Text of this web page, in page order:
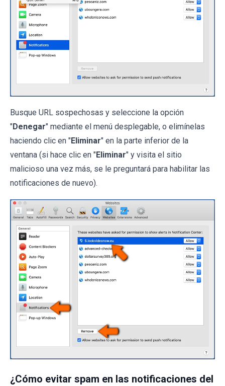
Busque URL sospechosas y seleccione la opción
"Denegar" mediante el menú desplegable, o elimínelas
haciendo clic en "Eliminar" en la parte inferior de la
ventana (si hace clic en "Eliminar" y visita el sitio
malicioso una vez más, se le preguntará para habilitar las
notificaciones de nuevo).
¿Cómo evitar spam en las notificaciones del